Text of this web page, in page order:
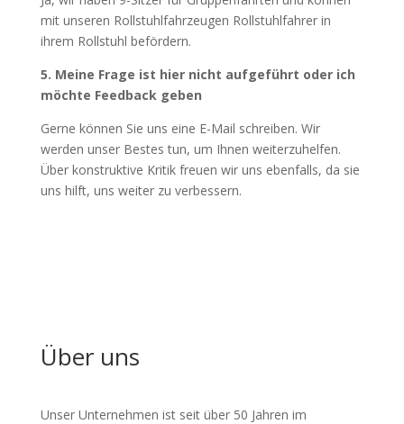
mit unseren Rollstuhlfahrzeugen Rollstuhlfahrer in
ihrem Rollstuhl befördern.
5. Meine Frage ist hier nicht aufgeführt oder ich
möchte Feedback geben
Gerne können Sie uns eine E-Mail schreiben. Wir
werden unser Bestes tun, um Ihnen weiterzuhelfen.
Über konstruktive Kritik freuen wir uns ebenfalls, da sie
uns hilft, uns weiter zu verbessern.
Über uns
Unser Unternehmen ist seit über 50 Jahren im